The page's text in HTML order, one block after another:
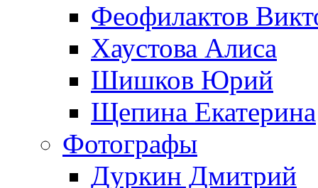
Феофилактов
Хаустова Алиса
Шишков Юрий
Щепина Екатерина
Фотографы
Дуркин Дмитрий